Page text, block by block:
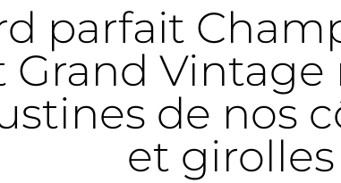
parfait
Grand Vintage
de nos
et girolles